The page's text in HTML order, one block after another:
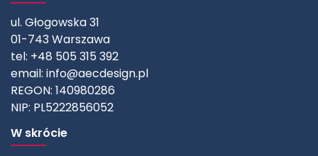
ul. Głogowska 31
01-743 Warszawa
tel: +48 505 315 392
email: info@aecdesign.pl
REGON: 140980286
NIP: PL5222856052
W skrócie